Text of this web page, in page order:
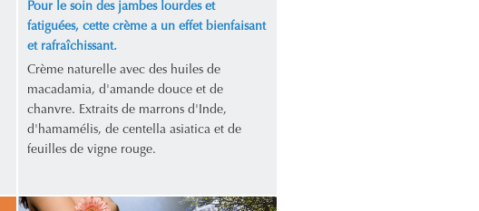
Pour le soin des jambes lourdes et
fatiguées, cette crème a un effet bienfaisant
et rafraîchissant.
Crème naturelle avec des huiles de
macadamia, d'amande douce et de
chanvre. Extraits de marrons d'Inde,
d'hamamélis, de centella asiatica et de
feuilles de vigne rouge.